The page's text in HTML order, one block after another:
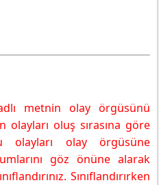
metnin olay örgüsünü
olayları oluş sırasına göre
olayları olay örgüsüne
göz önüne alarak
Sınıflandırırken